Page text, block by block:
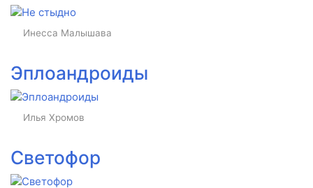
Инесса Малышава
Эплоандроиды
Илья Хромов
Светофор